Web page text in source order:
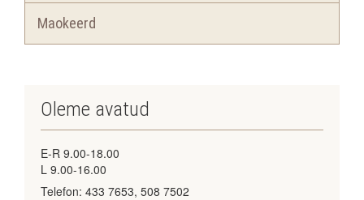
Maokeerd
Oleme avatud
E-R 9.00-18.00
L 9.00-16.00
Telefon: 433 7653, 508 7502